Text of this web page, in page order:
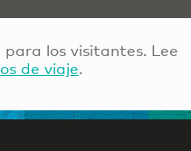
los visitantes. Lee
de viaje.